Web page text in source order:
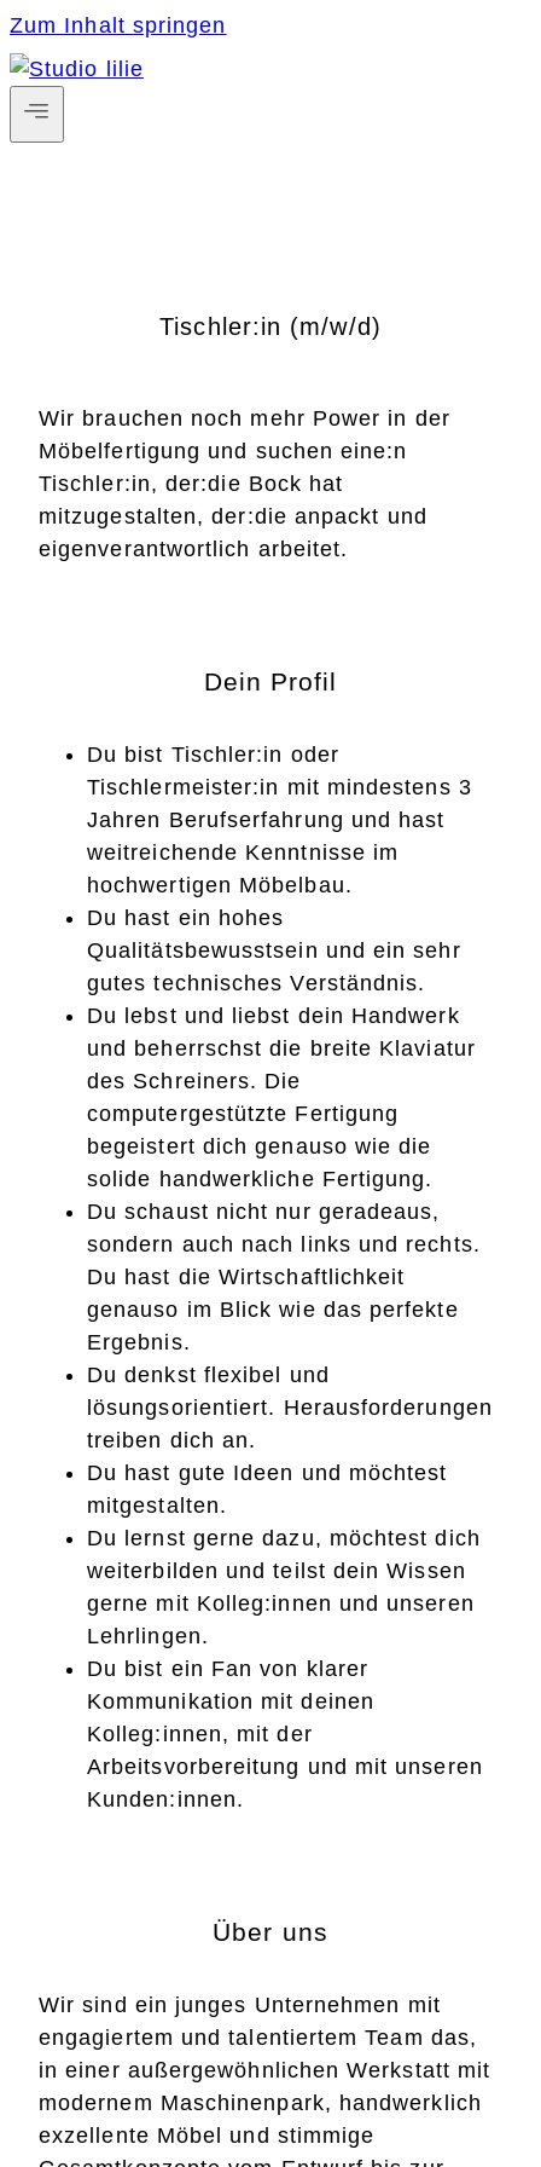
Zum Inhalt springen
Tischler:in (m/w/d)
Wir brauchen noch mehr Power in der
Möbelfertigung und suchen eine:n
Tischler:in, der:die Bock hat
mitzugestalten, der:die anpackt und
eigenverantwortlich arbeitet.
Dein Profil
Du bist Tischler:in oder
Tischlermeister:in mit mindestens 3
Jahren Berufserfahrung und hast
weitreichende Kenntnisse im
hochwertigen Möbelbau.
Du hast ein hohes
Qualitätsbewusstsein und ein sehr
gutes technisches Verständnis.
Du lebst und liebst dein Handwerk
und beherrschst die breite Klaviatur
des Schreiners. Die
computergestützte Fertigung
begeistert dich genauso wie die
solide handwerkliche Fertigung.
Du schaust nicht nur geradeaus,
sondern auch nach links und rechts.
Du hast die Wirtschaftlichkeit
genauso im Blick wie das perfekte
Ergebnis.
Du denkst flexibel und
lösungsorientiert. Herausforderungen
treiben dich an.
Du hast gute Ideen und möchtest
mitgestalten.
Du lernst gerne dazu, möchtest dich
weiterbilden und teilst dein Wissen
gerne mit Kolleg:innen und unseren
Lehrlingen.
Du bist ein Fan von klarer
Kommunikation mit deinen
Kolleg:innen, mit der
Arbeitsvorbereitung und mit unseren
Kunden:innen.
Über uns
Wir sind ein junges Unternehmen mit
engagiertem und talentiertem Team das,
in einer außergewöhnlichen Werkstatt mit
modernem Maschinenpark, handwerklich
exzellente Möbel und stimmige